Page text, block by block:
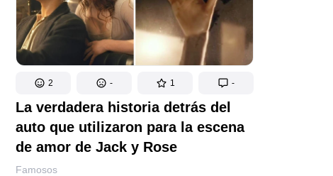
2 - 1 -
La verdadera historia detrás del
auto que utilizaron para la escena
de amor de Jack y Rose
Famosos